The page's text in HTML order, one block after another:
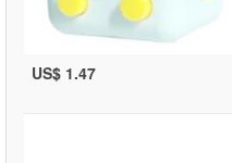
US$ 1.47